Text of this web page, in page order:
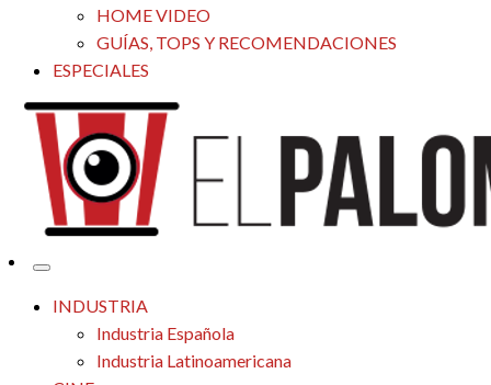
HOME VIDEO
GUÍAS, TOPS Y RECOMENDACIONES
ESPECIALES
El Palomitrón
Tu espacio de la industria de cine española y latinoamericana
INDUSTRIA
Industria Española
Industria Latinoamericana